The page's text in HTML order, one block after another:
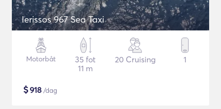
Ierissos 967 Sea Taxi
Motorbåt
35 fot
11 m
20 Cruising 1
$918 /dag